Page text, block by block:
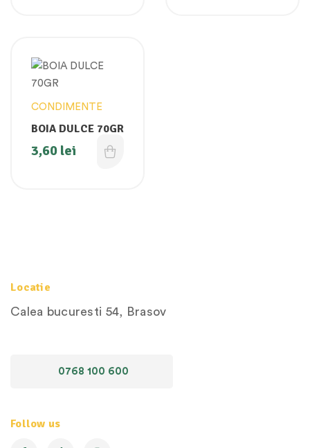
CONDIMENTE
BOIA DULCE 70GR
3,60 lei
Locatie
Calea bucuresti 54, Brasov
0768 100 600
Follow us